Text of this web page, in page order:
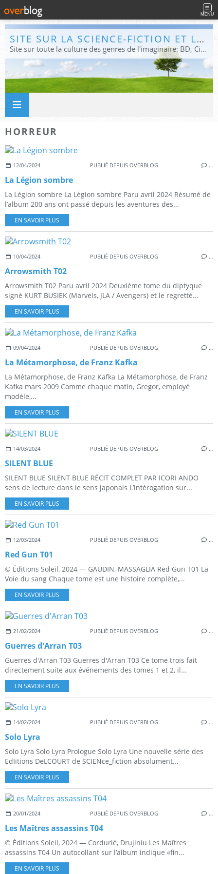
MENU
SITE SUR LA SCIENCE-FICTION ET LE FANTASTIQUE
Site sur toute la culture des genres de l'imaginaire: BD, Cinéma, Livre, Jeux, Théâtre. Présent dans les principaux festivals de film fantastique e de science-fiction, salons et conventions.
HORREUR
12/04/2024 PUBLIÉ DEPUIS OVERBLOG …
La Légion sombre
La Légion sombre La Légion sombre Paru avril 2024 Résumé de
l’album 200 ans ont passé depuis les aventures des...
EN SAVOIR PLUS
10/04/2024 PUBLIÉ DEPUIS OVERBLOG …
Arrowsmith T02
Arrowsmith T02 Paru avril 2024 Deuxième tome du diptyque
signé KURT BUSIEK (Marvels, JLA / Avengers) et le regretté...
EN SAVOIR PLUS
09/04/2024 PUBLIÉ DEPUIS OVERBLOG …
La Métamorphose, de Franz Kafka
La Métamorphose, de Franz Kafka La Métamorphose, de Franz
Kafka mars 2009 Comme chaque matin, Gregor, employé
modèle,...
EN SAVOIR PLUS
14/03/2024 PUBLIÉ DEPUIS OVERBLOG …
SILENT BLUE
SILENT BLUE SILENT BLUE RÉCIT COMPLET PAR ICORI ANDO
sens de lecture dans le sens japonais L’intérogation sur...
EN SAVOIR PLUS
12/03/2024 PUBLIÉ DEPUIS OVERBLOG …
Red Gun T01
© Éditions Soleil, 2024 — GAUDIN, MASSAGLIA Red Gun T01 La
Voie du sang Chaque tome est une histoire complète,...
EN SAVOIR PLUS
21/02/2024 PUBLIÉ DEPUIS OVERBLOG …
Guerres d'Arran T03
Guerres d'Arran T03 Guerres d'Arran T03 Ce tome trois fait
directement suite aux événements des tomes 1 et 2, il...
EN SAVOIR PLUS
14/02/2024 PUBLIÉ DEPUIS OVERBLOG …
Solo Lyra
Solo Lyra Solo Lyra Prologue Solo Lyra Une nouvelle série des
EdIitions DeLCOURT de SCIENce_fiction absolument...
EN SAVOIR PLUS
20/01/2024 PUBLIÉ DEPUIS OVERBLOG …
Les Maîtres assassins T04
© Éditions Soleil, 2024 — Cordurié, Drujiniu Les Maîtres
assassins T04 Un autocollant sur l’album indique «fin...
EN SAVOIR PLUS